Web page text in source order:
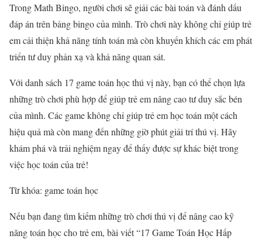
Trong Math Bingo, người chơi sẽ giải các bài toán và đánh dấu
đáp án trên bảng bingo của mình. Trò chơi này không chỉ giúp trẻ
em cải thiện khả năng tính toán mà còn khuyến khích các em phát
triển tư duy phản xạ và khả năng quan sát.
Với danh sách 17 game toán học thú vị này, bạn có thể chọn lựa
những trò chơi phù hợp để giúp trẻ em nâng cao tư duy sắc bén
của mình. Các game không chỉ giúp trẻ em học toán một cách
hiệu quả mà còn mang đến những giờ phút giải trí thú vị. Hãy
khám phá và trải nghiệm ngay để thấy được sự khác biệt trong
việc học toán của trẻ!
Từ khóa: game toán học
Nếu bạn đang tìm kiếm những trò chơi thú vị để nâng cao kỹ
năng toán học cho trẻ em, bài viết “17 Game Toán Học Hấp